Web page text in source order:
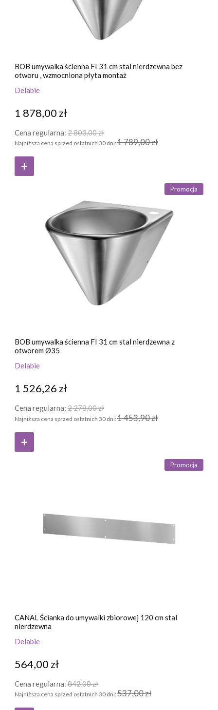
BOB umywalka ścienna FI 31 cm stal nierdzewna bez
otworu , wzmocniona płyta montaż
Delabie
1 878,00 zł
Cena regularna: 2 803,00 zł
Najniższa cena sprzed ostatnich 30 dni: 1 789,00 zł
BOB umywalka ścienna FI 31 cm stal nierdzewna z
otworem Ø35
Delabie
1 526,26 zł
Cena regularna: 2 278,00 zł
Najniższa cena sprzed ostatnich 30 dni: 1 453,90 zł
Promocja
CANAL Ścianka do umywalki zbiorowej 120 cm stal
nierdzewna
Delabie
564,00 zł
Cena regularna: 842,00 zł
Najniższa cena sprzed ostatnich 30 dni: 537,00 zł
Promocja